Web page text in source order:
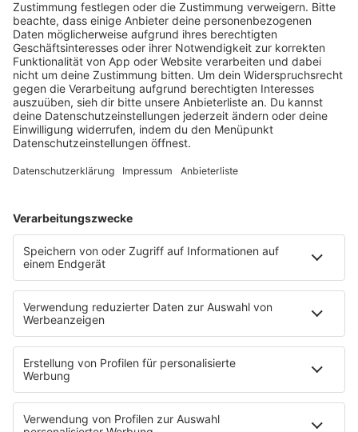
HOME
RADIOS
barba radio
Lagerfeuer
Füße hoch
Schmusekatze
Song Contest
Mädelsabend
Ich hasse Sport
Sonntag Morgen
Strandbar
Putzfimmel
Deutschpop
Deutsche Liebeslieder
PODCASTS
Mit den Waffeln einer Frau
Frühstück bei Barbara
Brave & One